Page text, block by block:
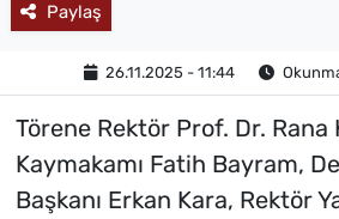
Paylaş
26.11.2025 - 11:44
Törene Rektör Prof. Dr. Rana
Kaymakamı Fatih Bayram,
Başkanı Erkan Kara, Rektör